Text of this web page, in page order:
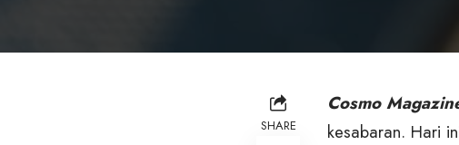
SHARE
Cosmo
kesabaran. Hari